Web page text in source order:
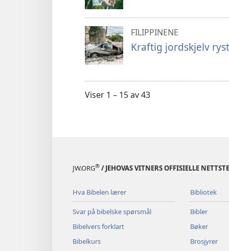
FILIPPINENE
Kraftig jordskjelv
Viser 1 – 15 av 43
JW.ORG® / JEHOVAS VITNERS OFFISIELLE
Hva Bibelen lærer
Svar på bibelske spørsmål
Bibelvers forklart
Bibelkurs
Bibliotek
Bibler
Bøker
Brosjyrer